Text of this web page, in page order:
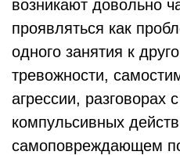
возникают довольно
проявляться как
одного занятия к
тревожности,
агрессии, разговорах
компульсивных
самоповреждающем